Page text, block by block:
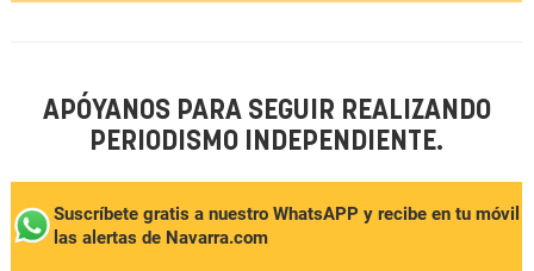
APÓYANOS PARA SEGUIR REALIZANDO
PERIODISMO INDEPENDIENTE.
Suscríbete gratis a nuestro WhatsAPP y recibe en tu móvil
las alertas de Navarra.com